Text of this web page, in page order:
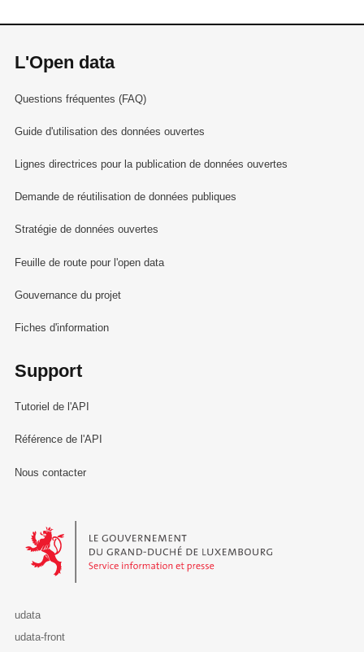
L'Open data
Questions fréquentes (FAQ)
Guide d'utilisation des données ouvertes
Lignes directrices pour la publication de données ouvertes
Demande de réutilisation de données publiques
Stratégie de données ouvertes
Feuille de route pour l'open data
Gouvernance du projet
Fiches d'information
Support
Tutoriel de l'API
Référence de l'API
Nous contacter
Le Gouvernement du Grand-Duché de Luxembourg - Service
udata
udata-front